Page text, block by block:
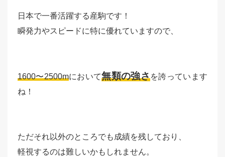
日本で一番活躍する産駒です！
瞬発力やスピードに特に優れていますので、
1600〜2500mにおいて無類の強さを誇っています
ね！
ただそれ以外のところでも成績を残しており、
軽視するのは難しいかもしれません。